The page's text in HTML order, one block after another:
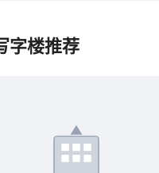
字楼推荐